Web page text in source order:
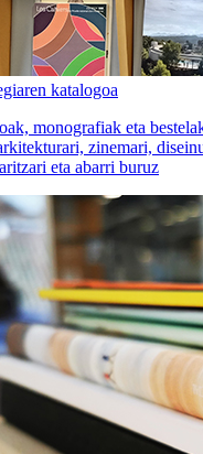
katalogoa
monografiak eta
zinemari,
eta abarri buruz